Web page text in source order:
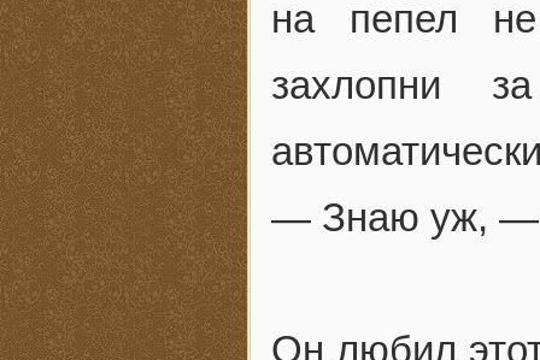
на пепел
захлопни
— Знаю уж, —
Он любил